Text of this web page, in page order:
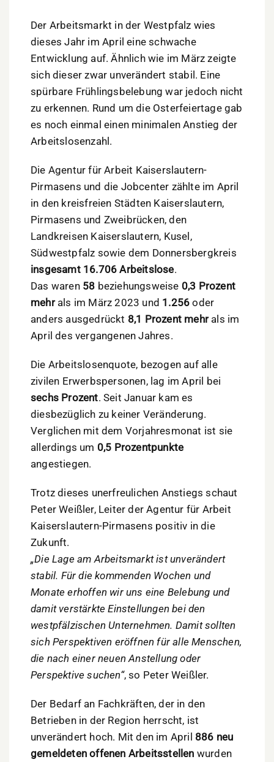
Der Arbeitsmarkt in der Westpfalz wies
dieses Jahr im April eine schwache
Entwicklung auf. Ähnlich wie im März zeigte
sich dieser zwar unverändert stabil. Eine
spürbare Frühlingsbelebung war jedoch nicht
zu erkennen. Rund um die Osterfeiertage gab
es noch einmal einen minimalen Anstieg der
Arbeitslosenzahl.
Die Agentur für Arbeit Kaiserslautern-
Pirmasens und die Jobcenter zählte im April
in den kreisfreien Städten Kaiserslautern,
Pirmasens und Zweibrücken, den
Landkreisen Kaiserslautern, Kusel,
Südwestpfalz sowie dem Donnersbergkreis
insgesamt 16.706 Arbeitslose.
Das waren 58 beziehungsweise 0,3 Prozent
mehrals im März 2023 und 1.256oder
anders ausgedrückt 8,1 Prozent mehrals im
April des vergangenen Jahres.
Die Arbeitslosenquote, bezogen auf alle
zivilen Erwerbspersonen, lag im April bei
sechs Prozent. Seit Januar kam es
diesbezüglich zu keiner Veränderung.
Verglichen mit dem Vorjahresmonat ist sie
allerdings um 0,5 Prozentpunkte
angestiegen.
Trotz dieses unerfreulichen Anstiegs schaut
Peter Weißler, Leiter der Agentur für Arbeit
Kaiserslautern-Pirmasens positiv in die
Zukunft.
„Die Lage am Arbeitsmarkt ist unverändert
stabil. Für die kommenden Wochen und
Monate erhoffen wir uns eine Belebung und
damit verstärkte Einstellungen bei den
westpfälzischen Unternehmen. Damit sollten
sich Perspektiven eröffnen für alle Menschen,
die nach einer neuen Anstellung oder
Perspektive suchen“, so Peter Weißler.
Der Bedarf an Fachkräften, der in den
Betrieben in der Region herrscht, ist
unverändert hoch. Mit den im April 886 neu
gemeldeten offenen Arbeitsstellen wurden